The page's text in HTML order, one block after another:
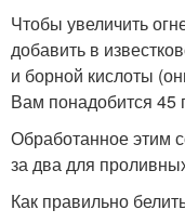
Чтобы увеличить
добавить в
и борной кислоты
Вам понадобится 45
Обработанное этим
за два для
Как правильно